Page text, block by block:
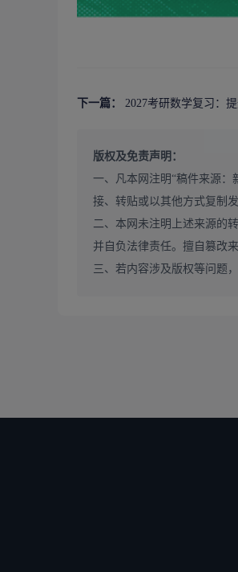
下一篇： 2027考研数学复习：
版权及免责声明：
一、凡本网注明“稿件来源
接、转贴或以其他方式复制
二、本网未注明上述来源的
并自负法律责任。擅自篡改
三、若内容涉及版权等问题，